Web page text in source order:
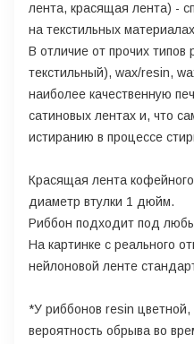
лента, красящая лента) -
на текстильных
В отличие от прочих
текстильный), wax/resin,
наиболее качественную
сатиновых лентах и, что
истиранию в процессе
Красящая лента
диаметр втулки 1 дюйм.
Риббон подходит под
На картинке с реального
нейлоновой ленте
*У риббонов resin
вероятность обрыва во